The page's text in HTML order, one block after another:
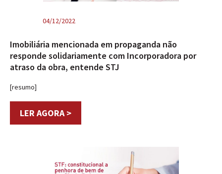
04/12/2022
Imobiliária mencionada em propaganda não
responde solidariamente com Incorporadora por
atraso da obra, entende STJ
[resumo]
LER AGORA >